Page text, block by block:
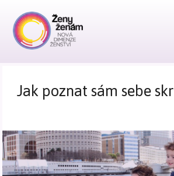
Jak poznat sám sebe